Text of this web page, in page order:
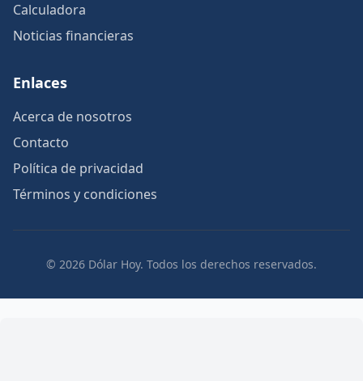
Calculadora
Noticias financieras
Enlaces
Acerca de nosotros
Contacto
Política de privacidad
Términos y condiciones
© 2026 Dólar Hoy. Todos los derechos reservados.